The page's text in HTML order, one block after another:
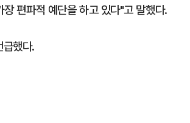
편파적 예단을 하고 있다"고 말했다.
했다.